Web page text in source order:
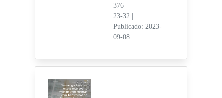
376
23-32
Publicado: 2023-
09-08